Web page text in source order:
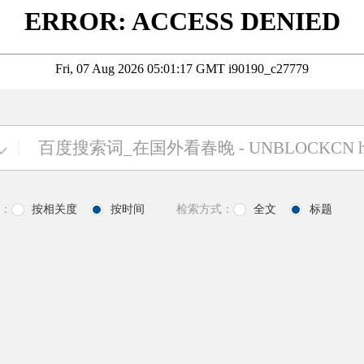
按相关度 按时间 检索方式： 全文 标题